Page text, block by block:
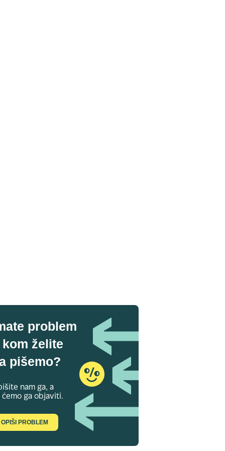
problem
kom želite
pišemo?
nam ga, a
ćemo ga objaviti.
OPIŠI PROBLEM